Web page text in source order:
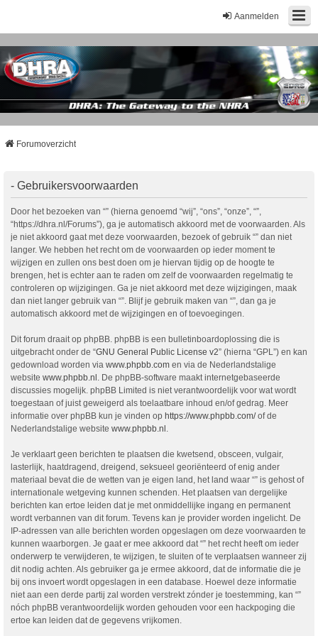
Aanmelden
Forumoverzicht
- Gebruikersvoorwaarden
Door het bezoeken van “” (hierna genoemd “wij”, “ons”, “onze”, “”,
“https://dhra.nl/Forums”), ga je automatisch akkoord met de voorwaarden. Als
je niet akkoord gaat met deze voorwaarden, bezoek of gebruik “” dan niet
langer. We hebben het recht om de voorwaarden op ieder moment te
wijzigen en zullen ons best doen om je hiervan tijdig op de hoogte te
brengen, het is echter aan te raden om zelf de voorwaarden regelmatig te
controleren op wijzigingen. Ga je niet akkoord met deze wijzigingen, maak
dan niet langer gebruik van “”. Blijf je gebruik maken van “”, dan ga je
automatisch akkoord met de wijzigingen en of toevoegingen.
Dit forum draait op phpBB. phpBB is een bulletinboardoplossing die is
uitgebracht onder de “GNU General Public License v2” (hierna “GPL”) en kan
gedownload worden via www.phpbb.com en via de Nederlandstalige
website www.phpbb.nl . De phpBB-software maakt internetgebaseerde
discussies mogelijk. phpBB Limited is niet verantwoordelijk voor wat wordt
toegestaan of juist geweigerd als toelaatbare inhoud en/of gedrag. Meer
informatie over phpBB kun je vinden op https://www.phpbb.com/of de
Nederlandstalige website www.phpbb.nl .
Je verklaart geen berichten te plaatsen die kwetsend, obsceen, vulgair,
lasterlijk, haatdragend, dreigend, seksueel georiënteerd of enig ander
materiaal bevat die de wetten van je eigen land, het land waar “” is gehost of
internationale wetgeving kunnen schenden. Het plaatsen van dergelijke
berichten kan ertoe leiden dat je met onmiddellijke ingang en permanent
wordt verbannen van dit forum. Tevens kan je provider worden ingelicht. De
IP-adressen van alle berichten worden opgeslagen om deze voorwaarden te
kunnen waarborgen. Je gaat er mee akkoord dat “” het recht heeft om ieder
onderwerp te verwijderen, te wijzigen, te sluiten of te verplaatsen wanneer zij
dit nodig achten. Als gebruiker ga je ermee akkoord, dat de informatie die je
bij ons invoert wordt opgeslagen in een database. Hoewel deze informatie
niet aan een derde partij zal worden verstrekt zónder je toestemming, kan “”
nóch phpBB verantwoordelijk worden gehouden voor een hackpoging die
ertoe kan leiden dat de gegevens vrijkomen.